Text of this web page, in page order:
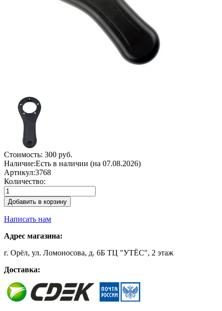
Стоимость: 300 руб.
Наличие:Есть в наличии (на 07.08.2026)
Артикул:3768
Количество:
Добавить в корзину
Написать нам
Адрес магазина:
г. Орёл, ул. Ломоносова, д. 6Б ТЦ "УТЁС", 2 этаж
Доставка: